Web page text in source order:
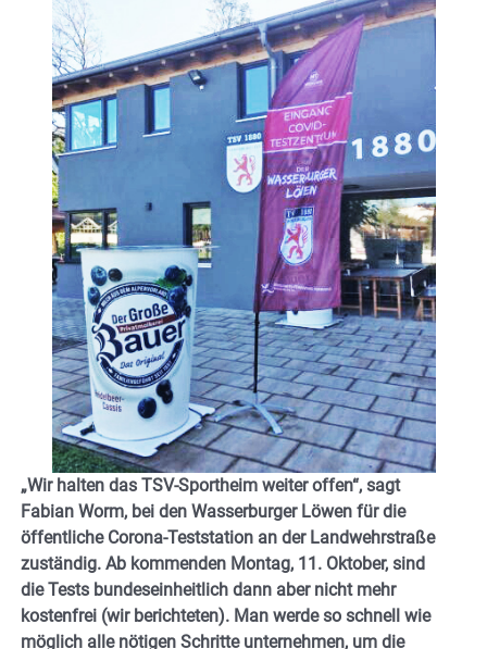
„Wir halten das TSV-Sportheim weiter offen“, sagt
Fabian Worm, bei den Wasserburger Löwen für die
öffentliche Corona-Teststation an der Landwehrstraße
zuständig. Ab kommenden Montag, 11. Oktober, sind
die Tests bundeseinheitlich dann aber nicht mehr
kostenfrei (wir berichteten). Man werde so schnell wie
möglich alle nötigen Schritte unternehmen, um die